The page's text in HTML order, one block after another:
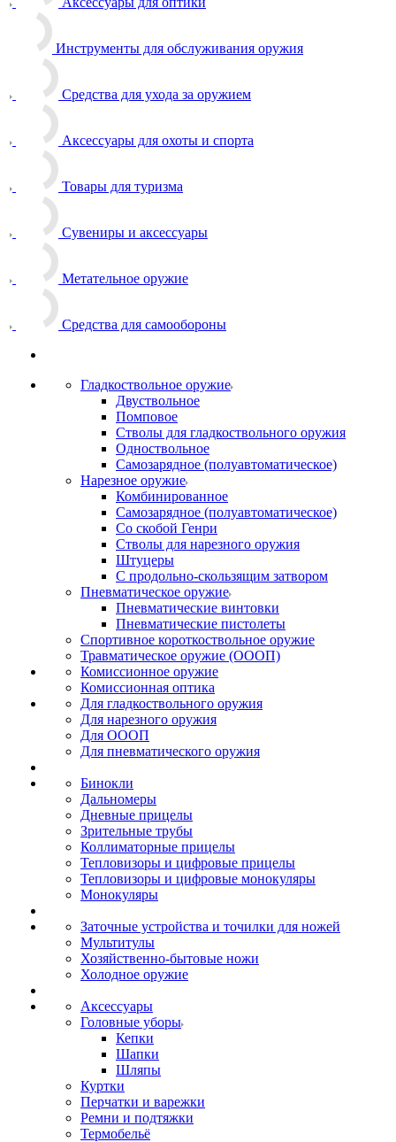
Инструменты для обслуживания оружия
Средства для ухода за оружием
Аксессуары для охоты и спорта
Товары для туризма
Сувениры и аксессуары
Метательное оружие
Средства для самообороны
Гладкоствольное оружие
Двуствольное
Помповое
Стволы для гладкоствольного оружия
Одноствольное
Самозарядное (полуавтоматическое)
Нарезное оружие
Комбинированное
Самозарядное (полуавтоматическое)
Со скобой Генри
Стволы для нарезного оружия
Штуцеры
С продольно-скользящим затвором
Пневматическое оружие
Пневматические винтовки
Пневматические пистолеты
Спортивное короткоствольное оружие
Травматическое оружие (ОООП)
Комиссионное оружие
Комиссионная оптика
Для гладкоствольного оружия
Для нарезного оружия
Для ОООП
Для пневматического оружия
Бинокли
Дальномеры
Дневные прицелы
Зрительные трубы
Коллиматорные прицелы
Тепловизоры и цифровые прицелы
Тепловизоры и цифровые монокуляры
Монокуляры
Заточные устройства и точилки для ножей
Мультитулы
Хозяйственно-бытовые ножи
Холодное оружие
Аксессуары
Головные уборы
Кепки
Шапки
Шляпы
Куртки
Перчатки и варежки
Ремни и подтяжки
Термобельё